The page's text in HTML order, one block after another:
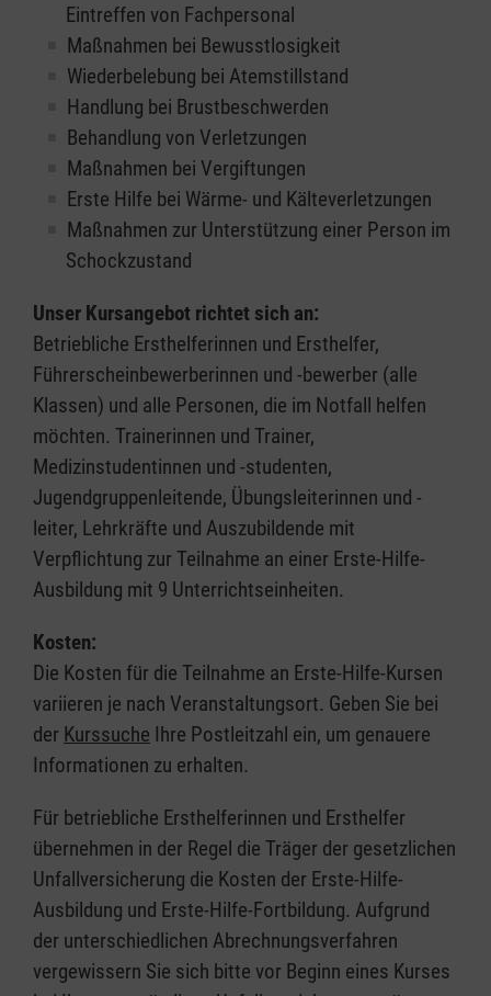
Eintreffen von Fachpersonal
Maßnahmen bei Bewusstlosigkeit
Wiederbelebung bei Atemstillstand
Handlung bei Brustbeschwerden
Behandlung von Verletzungen
Maßnahmen bei Vergiftungen
Erste Hilfe bei Wärme- und Kälteverletzungen
Maßnahmen zur Unterstützung einer Person im
Schockzustand
Unser Kursangebot richtet sich an:
Betriebliche Ersthelferinnen und Ersthelfer,
Führerscheinbewerberinnen und -bewerber (alle
Klassen) und alle Personen, die im Notfall helfen
möchten. Trainerinnen und Trainer,
Medizinstudentinnen und -studenten,
Jugendgruppenleitende, Übungsleiterinnen und -
leiter, Lehrkräfte und Auszubildende mit
Verpflichtung zur Teilnahme an einer Erste-Hilfe-
Ausbildung mit 9 Unterrichtseinheiten.
Kosten:
Die Kosten für die Teilnahme an Erste-Hilfe-Kursen
variieren je nach Veranstaltungsort. Geben Sie bei
der Kurssuche Ihre Postleitzahl ein, um genauere
Informationen zu erhalten.
Für betriebliche Ersthelferinnen und Ersthelfer
übernehmen in der Regel die Träger der gesetzlichen
Unfallversicherung die Kosten der Erste-Hilfe-
Ausbildung und Erste-Hilfe-Fortbildung. Aufgrund
der unterschiedlichen Abrechnungsverfahren
vergewissern Sie sich bitte vor Beginn eines Kurses